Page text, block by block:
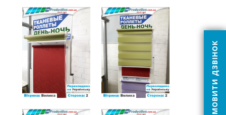
ЗАМОВИТИ ДЗВІНОК